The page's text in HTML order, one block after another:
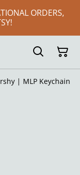
ORDERS,
| MLP Keychain